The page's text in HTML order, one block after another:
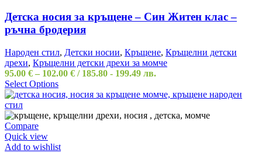
Детска носия за кръщене – Син Житен клас –
ръчна бродерия
Народен стил, Детски носии, Кръщене, Кръщелни детски
дрехи, Кръщелни детски дрехи за момче
95.00 € – 102.00 € / 185.80 - 199.49 лв.
Select Options
Compare
Quick view
Add to wishlist